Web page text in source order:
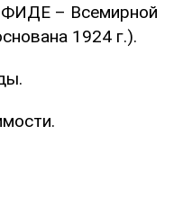
ФИДЕ – Всемирной
1924 г.).